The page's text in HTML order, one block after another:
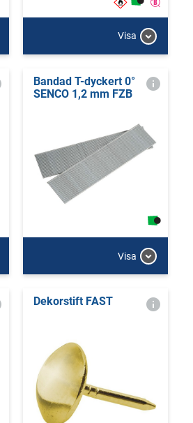
Visa
Bandad T-dyckert 0°
SENCO 1,2 mm FZB
Visa
Dekorstift FAST